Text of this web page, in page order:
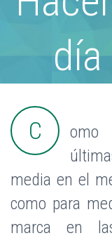
C
omo
media en el
como para
marca en